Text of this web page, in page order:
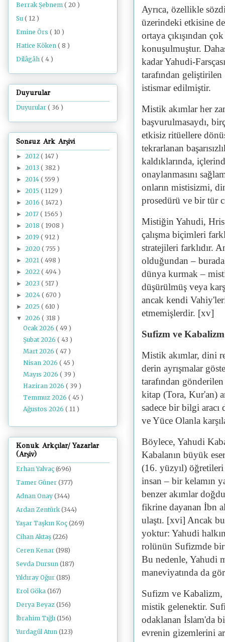
Ayrıca, özellikle
üzerindeki etkisine
ortaya çıkışından
konuşulmuştur.
kadar Yahudi-
tarafından
istismar edilmiştir.
Mistik akımlar her
başvurulmasaydı,
etkisiz ritüellere
tekrarlanan
kaldıklarında,
onaylanmasını
onların mistisizmi,
prosedürü ve bir tür
Mistiğin Yahudi,
çalışma biçimleri
stratejileri farklıdır.
olduğundan –
dünya kurmak –
düşürülmüş veya
ancak kendi
etmemişlerdir. [xv]
Sufizm ve
Mistik akımlar, dini
derin ayrışmalar
tarafından
kitap (Tora, Kur'an)
sadece bir bilgi aracı
ve Yüce Olanla
Böylece, Yahudi
Kabalanın büyük
(16. yüzyıl) öğretileri
insan – bir kelamın
benzer akımlar
fikrine dayanan İbn
ulaştı. [xvi] Ancak
yoktur: Yahudi
rolünün Sufizmde
Bu nedenle, Yahudi
maneviyatında da
Sufizm ve Kabalizm,
mistik gelenektir.
odaklanan İslam'da
evrenin gizemlerini
Berrak Şebnem ( 20 )
Su ( 12 )
Emine Örs ( 10 )
Hatice Köken ( 8 )
Dilâgâh ( 4 )
Duyurular
Duyurular ( 36 )
Sonsuz Ark Arşivi
► 2012 ( 147 )
► 2013 ( 382 )
► 2014 ( 559 )
► 2015 ( 1129 )
► 2016 ( 1472 )
► 2017 ( 1565 )
► 2018 ( 1908 )
► 2019 ( 912 )
► 2020 ( 755 )
► 2021 ( 498 )
► 2022 ( 494 )
► 2023 ( 517 )
► 2024 ( 670 )
► 2025 ( 610 )
▼ 2026 ( 318 )
Ocak 2026( 49 )
Şubat 2026( 43 )
Mart 2026( 47 )
Nisan 2026( 45 )
Mayıs 2026( 39 )
Haziran 2026( 39 )
Temmuz 2026( 45 )
Ağustos 2026( 11 )
Konuk Arkçılar/ Yazarlar
(Arşiv)
Erhan Yalvaç (696)
Tamer Güner (377)
Adnan Onay (344)
Ardan Zentürk (344)
Yaşar Taşkın Koç (269)
Cihan Aktaş (226)
Ceren Kenar (198)
Sevda Dursun (187)
Yıldıray Oğur (185)
Erol Göka (167)
Derya Beyaz (156)
İbrahim Tığlı (156)
Yurdagül Atun (123)